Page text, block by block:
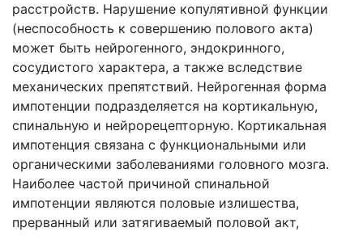
расстройств. Нарушение копулятивной функции
(неспособность к совершению полового акта)
может быть нейрогенного, эндокринного,
сосудистого характера, а также вследствие
механических препятствий. Нейрогенная форма
импотенции подразделяется на кортикальную,
спинальную и нейрорецепторную. Кортикальная
импотенция связана с функциональными или
органическими заболеваниями головного мозга.
Наиболее частой причиной спинальной
импотенции являются половые излишества,
прерванный или затягиваемый половой акт,